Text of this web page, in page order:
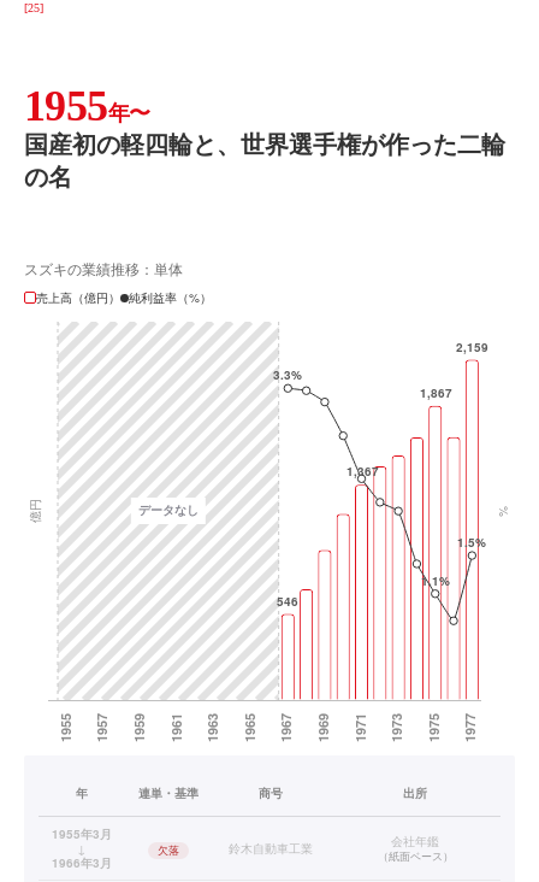
[25]
1955年〜
国産初の軽四輪と、世界選手権が作った二輪
の名
スズキの業績推移：単体
売上高（億円）
純利益率（%）
年 連単・基準 商号 出所
1955年3月
↓
1966年3月
欠落 鈴木自動車工業 会社年鑑
（紙面ベース）